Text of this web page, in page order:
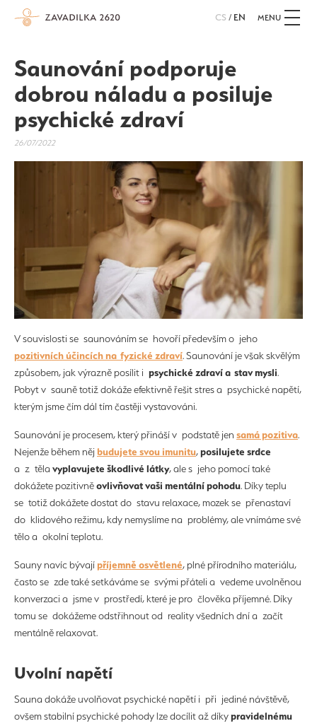
CS / EN MENU
Saunování podporuje
dobrou náladu a posiluje
psychické zdraví
26/07/2022
V souvislosti se saunováním se hovoří především o jeho
pozitivních účincích na fyzické zdraví. Saunování je však skvělým
způsobem, jak výrazně posílit i psychické zdraví a stav mysli.
Pobyt v sauně totiž dokáže efektivně řešit stres a psychické napětí,
kterým jsme čím dál tím častěji vystavováni.
Saunování je procesem, který přináší v podstatě jen samá pozitiva.
Nejenže během něj budujete svou imunitu,posilujete srdce
a z těla vyplavujete škodlivé látky, ale s jeho pomocí také
dokážete pozitivněovlivňovat vaši mentální pohodu. Díky teplu
se totiž dokážete dostat do stavu relaxace, mozek se přenastaví
do klidového režimu, kdy nemyslíme na problémy, ale vnímáme své
tělo a okolní teplotu.
Sauny navíc bývajípříjemně osvětlené, plné přírodního materiálu,
často se zde také setkáváme se svými přáteli a vedeme uvolněnou
konverzaci a jsme v prostředí, které je pro člověka příjemné. Díky
tomu se dokážeme odstřihnout od reality všedních dní a začít
mentálně relaxovat.
Uvolní napětí
Sauna dokáže uvolňovat psychické napětí i při jediné návštěvě,
ovšem stabilní psychické pohody lze docílit až díkypravidelnému